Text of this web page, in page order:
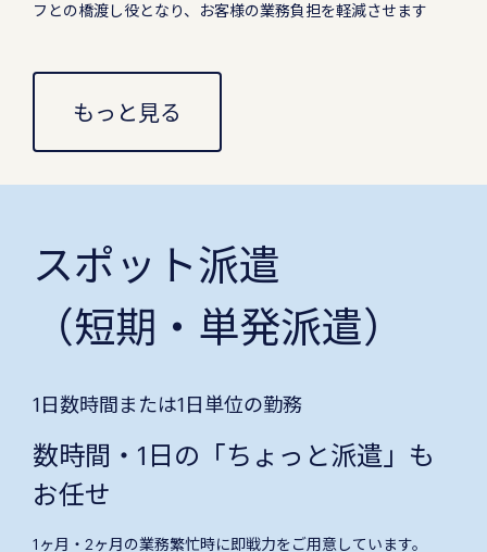
フとの橋渡し役となり、お客様の業務負担を軽減させます
もっと見る
スポット派遣
（短期・単発派遣）
1日数時間または1日単位の勤務
数時間・1日の「ちょっと派遣」も
お任せ
1ヶ月・2ヶ月の業務繁忙時に即戦力をご用意しています。